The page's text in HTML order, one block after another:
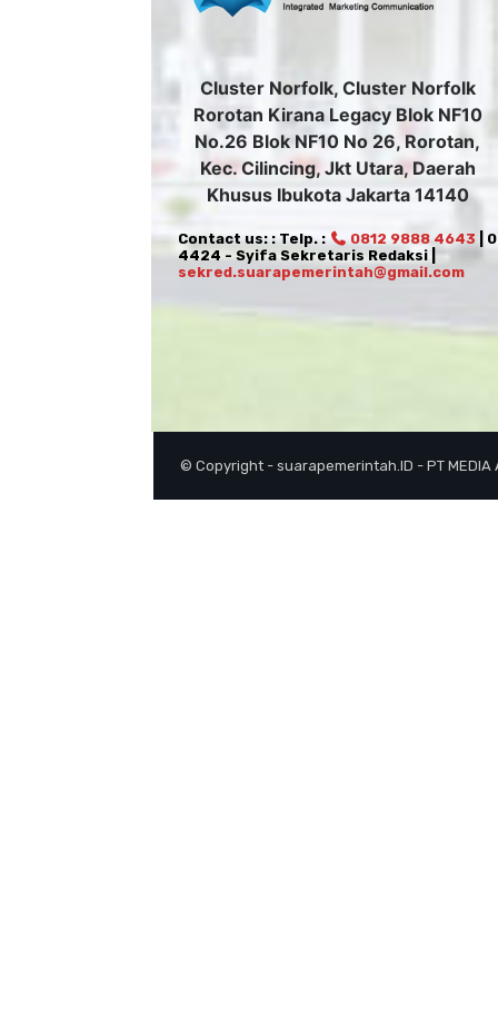
Cluster Norfolk, Cluster Norfolk
Rorotan Kirana Legacy Blok NF10
No.26 Blok NF10 No 26, Rorotan,
Kec. Cilincing, Jkt Utara, Daerah
Khusus Ibukota Jakarta 14140
Contact us: : Telp. : 0812 9888 4643 |
4424 - Syifa Sekretaris Redaksi |
sekred.suarapemerintah@gmail.com
© Copyright - suarapemerintah.ID - PT MEDIA